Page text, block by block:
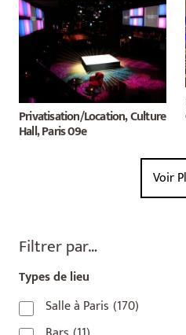
Privatisation/Location, Culture
Hall, Paris 09e
Voir
Filtrer par…
Types de lieu
Salle à Paris (170)